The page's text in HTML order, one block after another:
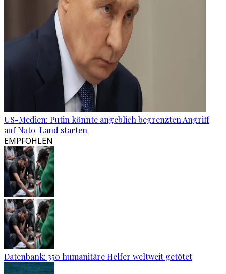
US-Medien: Putin könnte angeblich begrenzten Angriff
auf Nato-Land starten
EMPFOHLEN
Datenbank: 350 humanitäre Helfer weltweit getötet